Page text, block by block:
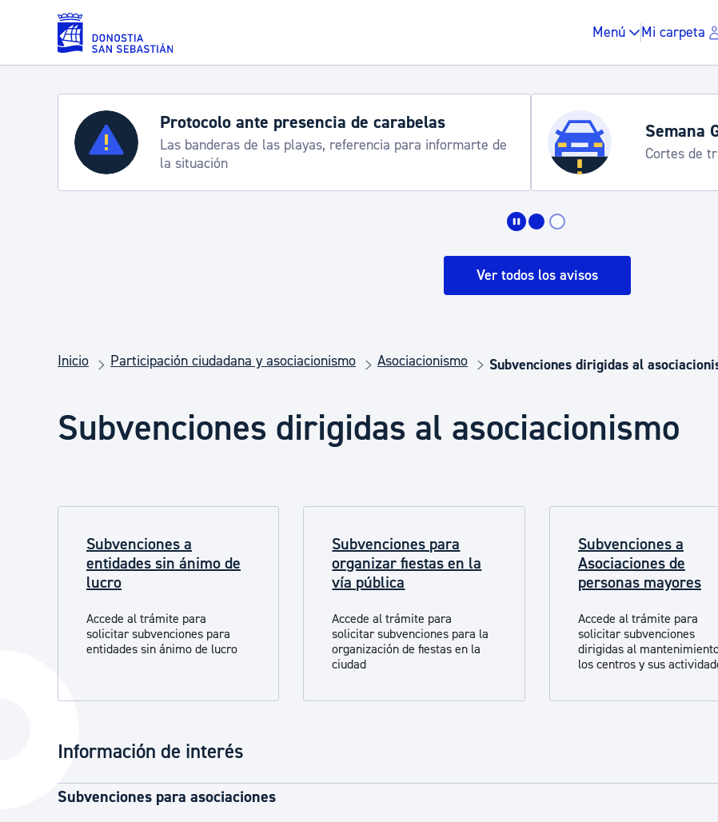
Saltar al contenido principal
Menú Mi carpeta
Servicios
Padrón y asuntos personales
Espacio público,
Seguridad ciudadana y emergencias Euskera
Salud Pública, animales y consumo Desarrollo económico y
Participación ciudadana y asociacionismo Cultura
La ciudad ahora
Descubre la ciudad
Protocolo ante presencia de carabelas
Las banderas de las playas, referencia para informarte de
la situación
Semana
Cortes de
Ver todos los avisos
Inicio Participación ciudadana y asociacionismo Asociacionismo Subvenciones dirigidas al
Subvenciones dirigidas al asociacionismo
Subvenciones a
entidades sin ánimo de
lucro
Accede al trámite para
solicitar subvenciones para
entidades sin ánimo de lucro
Subvenciones para
organizar fiestas en la
vía pública
Accede al trámite para
solicitar subvenciones para la
organización de fiestas en la
ciudad
Subvenciones a
Asociaciones de
personas mayores
Accede al trámite para
solicitar subvenciones
dirigidas al
los centros y sus
Información de interés
Subvenciones para asociaciones